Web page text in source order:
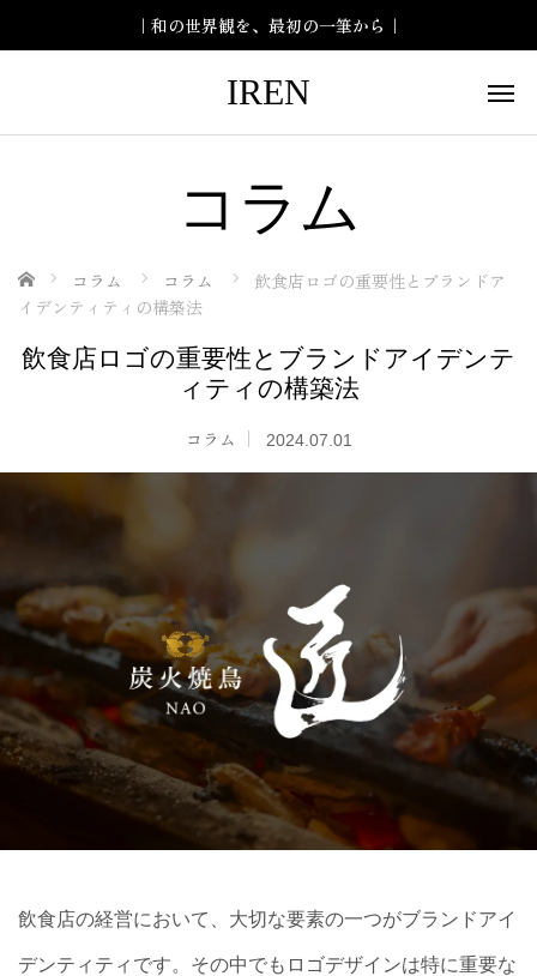
｜和の世界観を、最初の一筆から｜
IREN
コラム
ホーム コラム コラム
飲食店ロゴの重要性とブランドア
イデンティティの構築法
飲食店ロゴの重要性とブランドアイデンテ
ィティの構築法
コラム 2024.07.01
飲食店の経営において、大切な要素の一つがブランドアイ
デンティティです。その中でもロゴデザインは特に重要な